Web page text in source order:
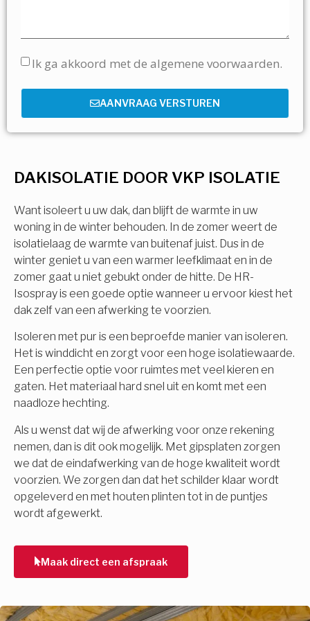
DAKISOLATIE DOOR VKP ISOLATIE
Want isoleert u uw dak, dan blijft de warmte in uw
woning in de winter behouden. In de zomer weert de
isolatielaag de warmte van buitenaf juist. Dus in de
winter geniet u van een warmer leefklimaat en in de
zomer gaat u niet gebukt onder de hitte. De HR-
Isospray is een goede optie wanneer u ervoor kiest het
dak zelf van een afwerking te voorzien.
Isoleren met pur is een beproefde manier van isoleren.
Het is winddicht en zorgt voor een hoge isolatiewaarde.
Een perfectie optie voor ruimtes met veel kieren en
gaten. Het materiaal hard snel uit en komt met een
naadloze hechting.
Als u wenst dat wij de afwerking voor onze rekening
nemen, dan is dit ook mogelijk. Met gipsplaten zorgen
we dat de eindafwerking van de hoge kwaliteit wordt
voorzien. We zorgen dan dat het schilder klaar wordt
opgeleverd en met houten plinten tot in de puntjes
wordt afgewerkt.
Maak direct een afspraak
Ik ga akkoord met de algemene voorwaarden.
AANVRAAG VERSTUREN